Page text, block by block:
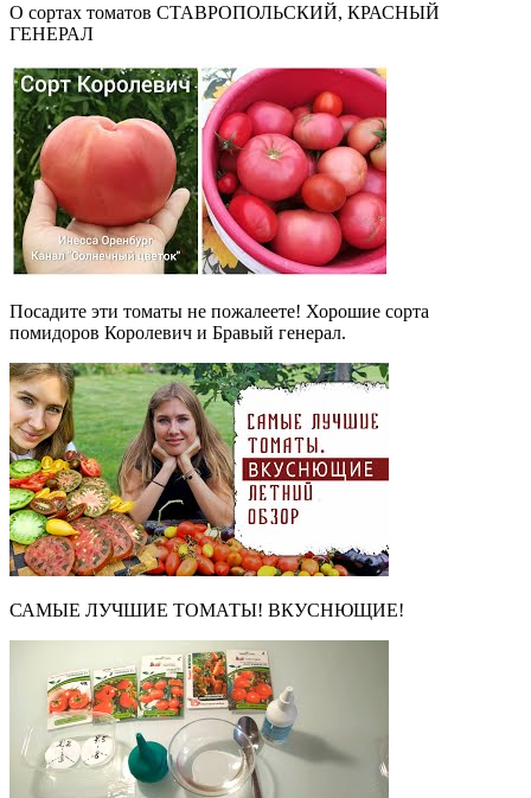
О сортах томатов СТАВРОПОЛЬСКИЙ, КРАСНЫЙ
ГЕНЕРАЛ
Посадите эти томаты не пожалеете! Хорошие сорта
помидоров Королевич и Бравый генерал.
САМЫЕ ЛУЧШИЕ ТОМАТЫ! ВКУСНЮЩИЕ!